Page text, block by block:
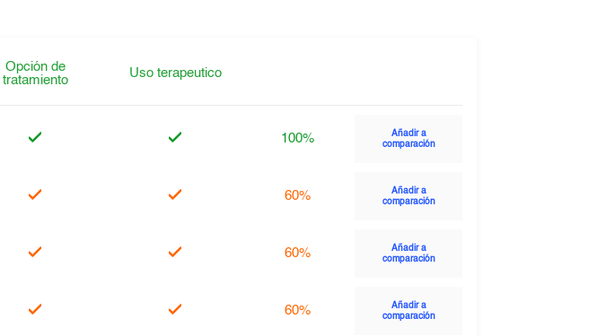
Opción de
tratamiento
Uso terapeutico
100%
Añadir a
comparación
60%
Añadir a
comparación
60%
Añadir a
comparación
60%
Añadir a
comparación